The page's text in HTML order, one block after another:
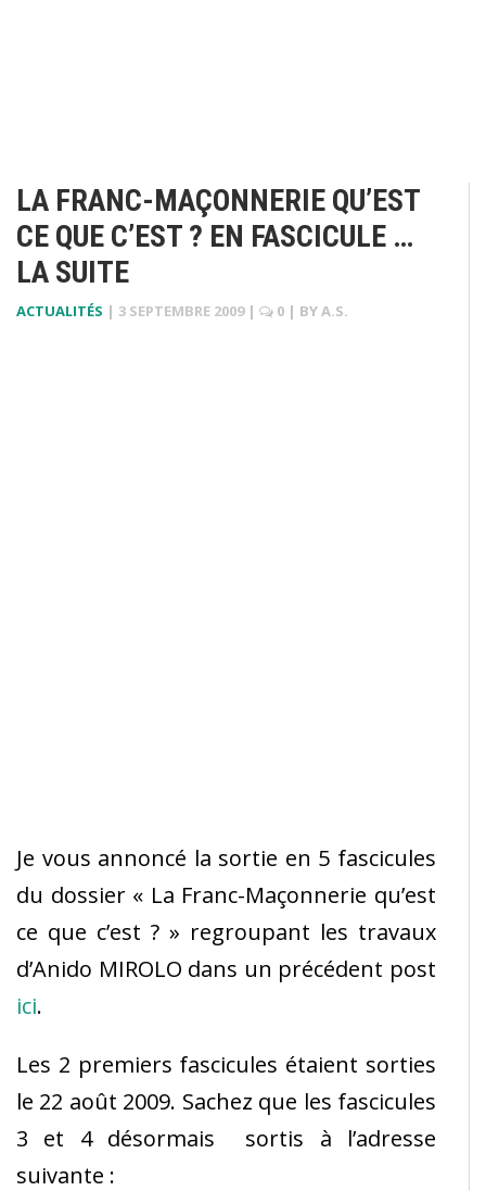
LA FRANC-MAÇONNERIE QU’EST
CE QUE C’EST ? EN FASCICULE …
LA SUITE
ACTUALITÉS | 3 SEPTEMBRE 2009 | 0 | BYA.S.
Je vous annoncé la sortie en 5 fascicules
du dossier « La Franc-Maçonnerie qu’est
ce que c’est ? » regroupant les travaux
d’Anido MIROLO dans un précédent post
ici.
Les 2 premiers fascicules étaient sorties
le 22 août 2009. Sachez que les fascicules
3 et 4 désormais sortis à l’adresse
suivante :